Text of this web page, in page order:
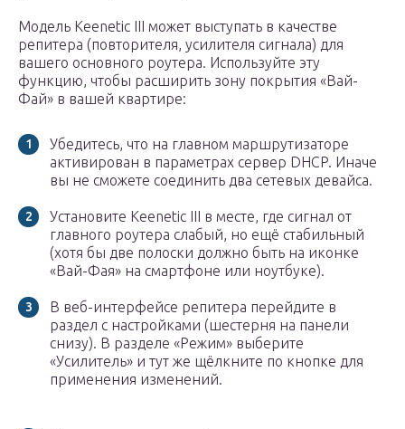
Модель Keenetic III может выступать в качестве
репитера (повторителя, усилителя сигнала) для
вашего основного роутера. Используйте эту
функцию, чтобы расширить зону покрытия «Вай-
Фай» в вашей квартире:
Убедитесь, что на главном маршрутизаторе
активирован в параметрах сервер DHCP. Иначе
вы не сможете соединить два сетевых девайса.
Установите Keenetic III в месте, где сигнал от
главного роутера слабый, но ещё стабильный
(хотя бы две полоски должно быть на иконке
«Вай-Фая» на смартфоне или ноутбуке).
В веб-интерфейсе репитера перейдите в
раздел с настройками (шестерня на панели
снизу). В разделе «Режим» выберите
«Усилитель» и тут же щёлкните по кнопке для
применения изменений.